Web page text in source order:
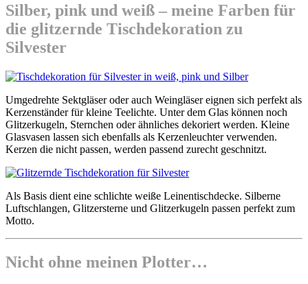
Silber, pink und weiß – meine Farben für
die glitzernde Tischdekoration zu
Silvester
Umgedrehte Sektgläser oder auch Weingläser eignen sich perfekt als
Kerzenständer für kleine Teelichte. Unter dem Glas können noch
Glitzerkugeln, Sternchen oder ähnliches dekoriert werden. Kleine
Glasvasen lassen sich ebenfalls als Kerzenleuchter verwenden.
Kerzen die nicht passen, werden passend zurecht geschnitzt.
Als Basis dient eine schlichte weiße Leinentischdecke. Silberne
Luftschlangen, Glitzersterne und Glitzerkugeln passen perfekt zum
Motto.
Nicht ohne meinen Plotter…